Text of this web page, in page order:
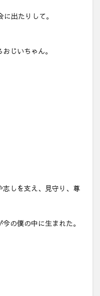
出たりして。
じいちゃん。
しを支え、見守り、尊
の僕の中に生まれた。